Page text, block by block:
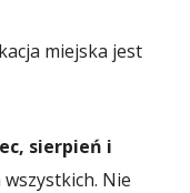
miejska jest
sierpień i
Nie